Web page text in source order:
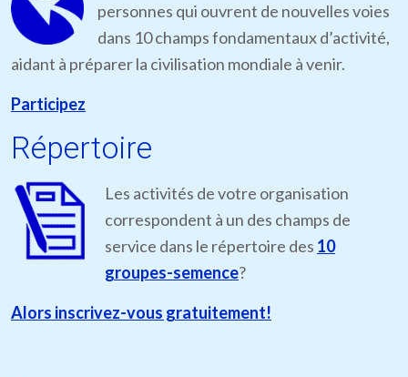
personnes qui ouvrent de nouvelles voies
dans 10 champs fondamentaux d’activité,
aidant à préparer la civilisation mondiale à venir.
Participez
Répertoire
Les activités de votre organisation
correspondent à un des champs de
service dans le répertoire des 10
groupes-semence?
Alors inscrivez-vous gratuitement!